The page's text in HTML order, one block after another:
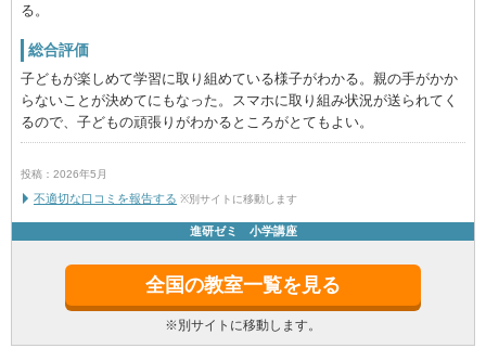
る。
総合評価
子どもが楽しめて学習に取り組めている様子がわかる。親の手がかか
らないことが決めてにもなった。スマホに取り組み状況が送られてく
るので、子どもの頑張りがわかるところがとてもよい。
投稿：2026年5月
不適切な口コミを報告する ※別サイトに移動します
進研ゼミ 小学講座
全国の教室一覧を見る
※別サイトに移動します。